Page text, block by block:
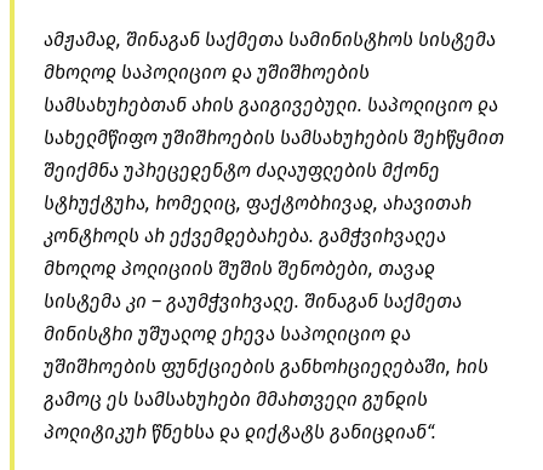
ამჟამად, შინაგან საქმეთა სამინისტროს სისტემა
მხოლოდ საპოლიციო და უშიშროების
სამსახურებთან არის გაიგივებული. საპოლიციო და
სახელმწიფო უშიშროების სამსახურების შერწყმით
შეიქმნა უპრეცედენტო ძალაუფლების მქონე
სტრუქტურა, რომელიც, ფაქტობრივად, არავითარ
კონტროლს არ ექვემდებარება. გამჭვირვალეა
მხოლოდ პოლიციის შუშის შენობები, თავად
სისტემა კი – გაუმჭვირვალე. შინაგან საქმეთა
მინისტრი უშუალოდ ერევა საპოლიციო და
უშიშროების ფუნქციების განხორციელებაში, რის
გამოც ეს სამსახურები მმართველი გუნდის
პოლიტიკურ წნეხსა და დიქტატს განიცდიან“.